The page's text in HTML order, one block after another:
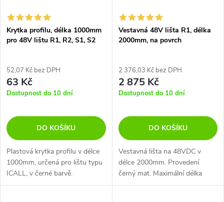
í
p
r
o
d
u
k
t
s
p
r
o
d
u
k
Krytka profilu, délka 1000mm
pro 48V lištu R1, R2, S1, S2
52,07 Kč bez DPH
63 Kč
Dostupnost do 10 dní
DO KOŠÍKU
Plastová krytka profilu v délce
1000mm, určená pro lištu typu
ICALL, v černé barvě.
Vestavná 48V lišta R1, délka
2000mm, na povrch
2 376,03 Kč bez DPH
2 875 Kč
Dostupnost do 10 dní
DO KOŠÍKU
Vestavná lišta na 48VDC v
délce 2000mm. Provedení
černý mat. Maximální délka
spojení je 20m. Maximální zátěž